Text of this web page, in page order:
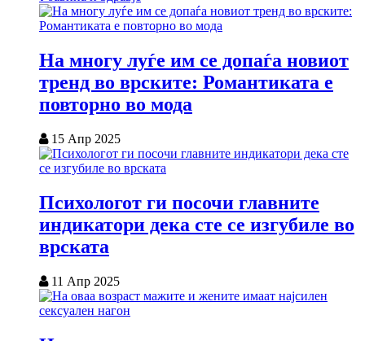
На многу луѓе им се допаѓа новиот
тренд во врските: Романтиката е
повторно во мода
15 Апр 2025
Психологот ги посочи главните
индикатори дека сте се изгубиле во
врската
11 Апр 2025